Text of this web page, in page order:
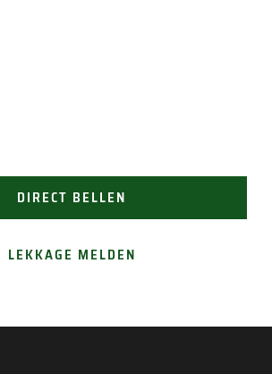
DIRECT BELLEN
LEKKAGE MELDEN